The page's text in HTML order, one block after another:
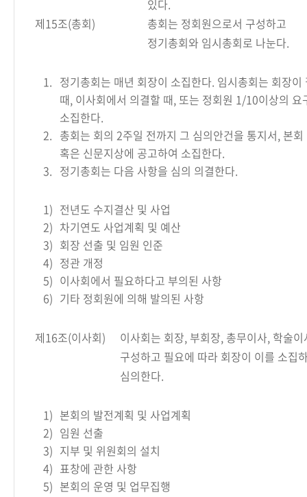
있다.
제15조(총회)
총회는 정회원으로서 구성하고
정기총회와 임시총회로 나눈다.
1. 정기총회는 매년 회장이 소집한다. 임시총회는 회장
때, 이사회에서 의결할 때, 또는 정회원 1/10이상의 요
소집한다.
2. 총회는 회의 2주일 전까지 그 심의안건을 통지서, 본
혹은 신문지상에 공고하여 소집한다.
3. 정기총회는 다음 사항을 심의 의결한다.
1) 전년도 수지결산 및 사업
2) 차기연도 사업계획 및 예산
3) 회장 선출 및 임원 인준
4) 정관 개정
5) 이사회에서 필요하다고 부의된 사항
6) 기타 정회원에 의해 발의된 사항
제16조(이사회)
이사회는 회장, 부회장, 총무이사, 학술
구성하고 필요에 따라 회장이 이를 소집
심의한다.
1) 본회의 발전계획 및 사업계획
2) 임원 선출
3) 지부 및 위원회의 설치
4) 표창에 관한 사항
5) 본회의 운영 및 업무집행